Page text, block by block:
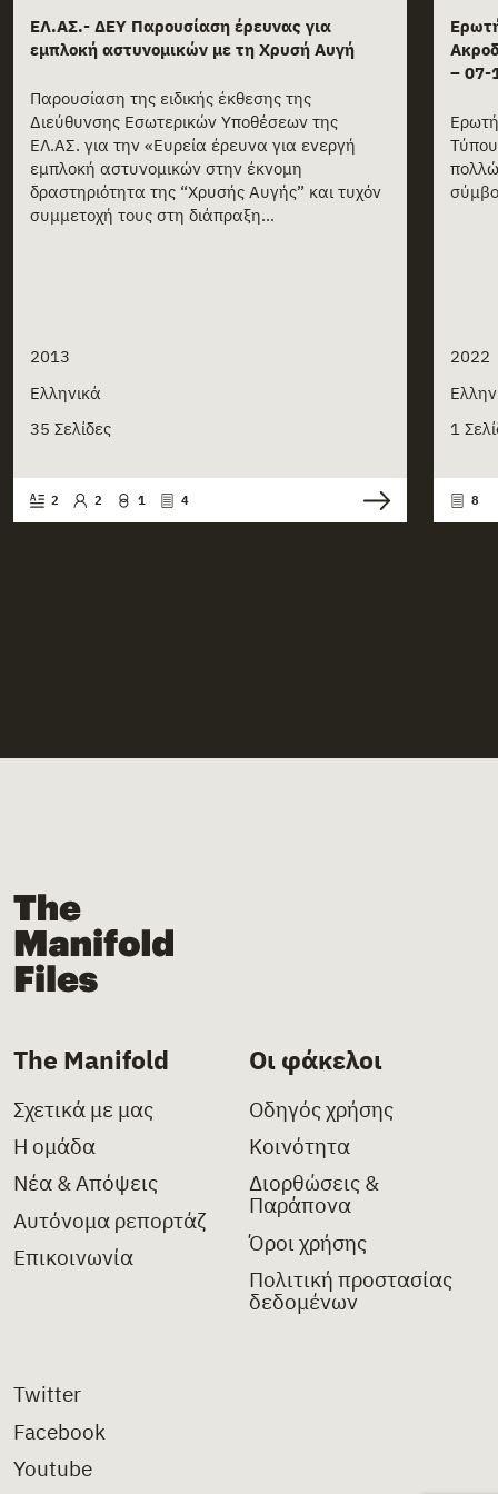
ΕΛ.ΑΣ.- ΔΕΥ Παρουσίαση έρευνας για
εμπλοκή αστυνομικών με τη Χρυσή Αυγή
Παρουσίαση της ειδικής έκθεσης της
Διεύθυνσης Εσωτερικών Υποθέσεων της
ΕΛ.ΑΣ. για την «Ευρεία έρευνα για ενεργή
εμπλοκή αστυνομικών στην έκνομη
δραστηριότητα της “Χρυσής Αυγής” και τυχόν
συμμετοχή τους στη διάπραξη...
2013
Ελληνικά
35 Σελίδες
2 2 1 4
– 07-
2022
1
8
The Manifold Files
The Manifold
Σχετικά με μας
Η ομάδα
Νέα & Απόψεις
Αυτόνομα ρεπορτάζ
Επικοινωνία
Οι φάκελοι
Οδηγός χρήσης
Κοινότητα
Διορθώσεις &
Παράπονα
Όροι χρήσης
Πολιτική προστασίας
δεδομένων
Twitter
Facebook
Youtube